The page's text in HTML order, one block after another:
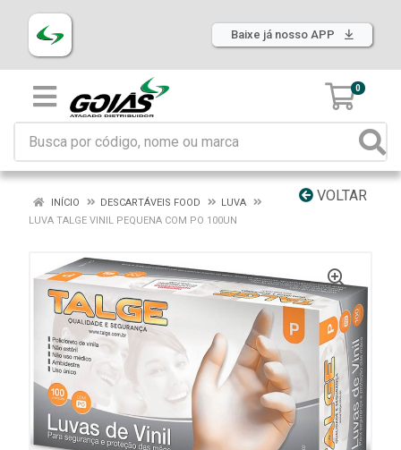
Baixe já nosso APP
0
VOLTAR
INÍCIO DESCARTÁVEIS FOOD
LUVA
LUVA TALGE VINIL PEQUENA COM PO 100UN